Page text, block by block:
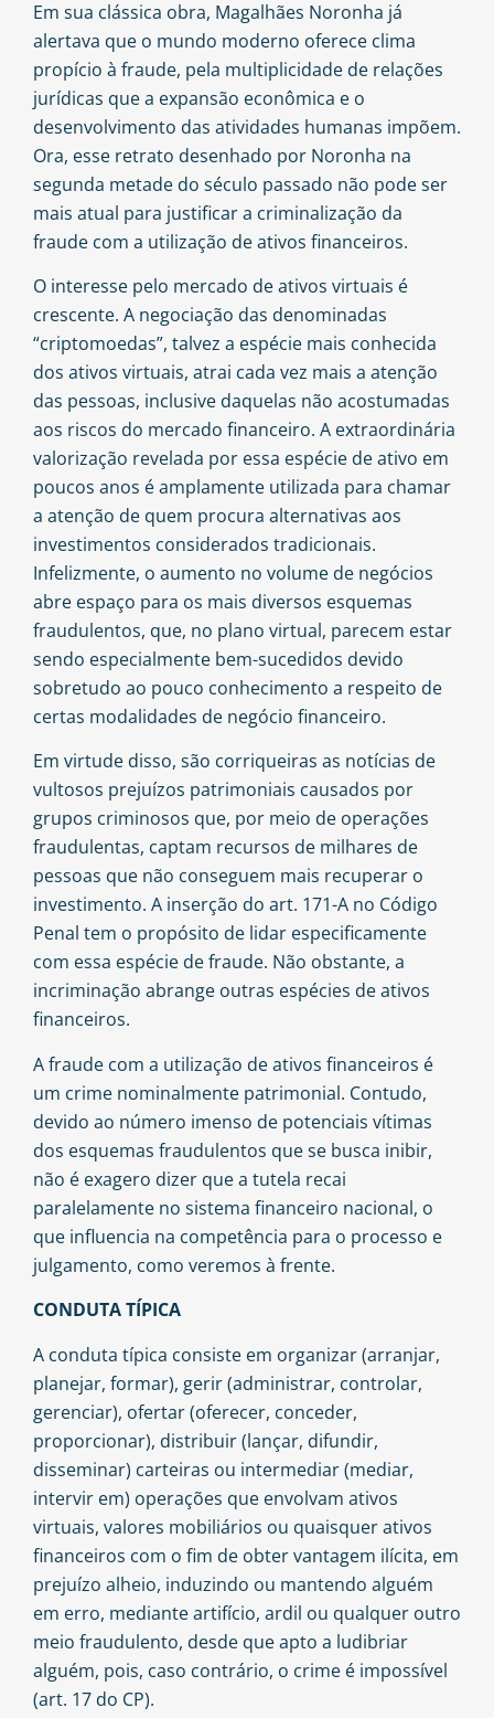
Em sua clássica obra, Magalhães Noronha já
alertava que o mundo moderno oferece clima
propício à fraude, pela multiplicidade de relações
jurídicas que a expansão econômica e o
desenvolvimento das atividades humanas impõem.
Ora, esse retrato desenhado por Noronha na
segunda metade do século passado não pode ser
mais atual para justificar a criminalização da
fraude com a utilização de ativos financeiros.
O interesse pelo mercado de ativos virtuais é
crescente. A negociação das denominadas
“criptomoedas”, talvez a espécie mais conhecida
dos ativos virtuais, atrai cada vez mais a atenção
das pessoas, inclusive daquelas não acostumadas
aos riscos do mercado financeiro. A extraordinária
valorização revelada por essa espécie de ativo em
poucos anos é amplamente utilizada para chamar
a atenção de quem procura alternativas aos
investimentos considerados tradicionais.
Infelizmente, o aumento no volume de negócios
abre espaço para os mais diversos esquemas
fraudulentos, que, no plano virtual, parecem estar
sendo especialmente bem-sucedidos devido
sobretudo ao pouco conhecimento a respeito de
certas modalidades de negócio financeiro.
Em virtude disso, são corriqueiras as notícias de
vultosos prejuízos patrimoniais causados por
grupos criminosos que, por meio de operações
fraudulentas, captam recursos de milhares de
pessoas que não conseguem mais recuperar o
investimento. A inserção do art. 171-A no Código
Penal tem o propósito de lidar especificamente
com essa espécie de fraude. Não obstante, a
incriminação abrange outras espécies de ativos
financeiros.
A fraude com a utilização de ativos financeiros é
um crime nominalmente patrimonial. Contudo,
devido ao número imenso de potenciais vítimas
dos esquemas fraudulentos que se busca inibir,
não é exagero dizer que a tutela recai
paralelamente no sistema financeiro nacional, o
que influencia na competência para o processo e
julgamento, como veremos à frente.
CONDUTA TÍPICA
A conduta típica consiste em organizar (arranjar,
planejar, formar), gerir (administrar, controlar,
gerenciar), ofertar (oferecer, conceder,
proporcionar), distribuir (lançar, difundir,
disseminar) carteiras ou intermediar (mediar,
intervir em) operações que envolvam ativos
virtuais, valores mobiliários ou quaisquer ativos
financeiros com o fim de obter vantagem ilícita, em
prejuízo alheio, induzindo ou mantendo alguém
em erro, mediante artifício, ardil ou qualquer outro
meio fraudulento, desde que apto a ludibriar
alguém, pois, caso contrário, o crime é impossível
(art. 17 do CP).